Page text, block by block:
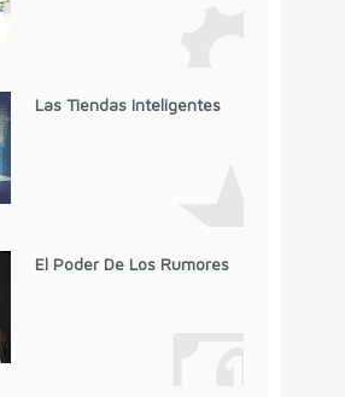
Las Tiendas Inteligentes
El Poder De Los Rumores